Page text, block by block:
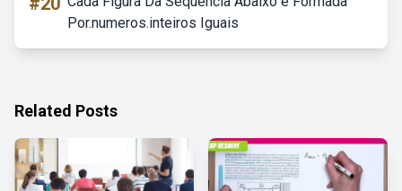
Por.numeros.inteiros Iguais
Related Posts